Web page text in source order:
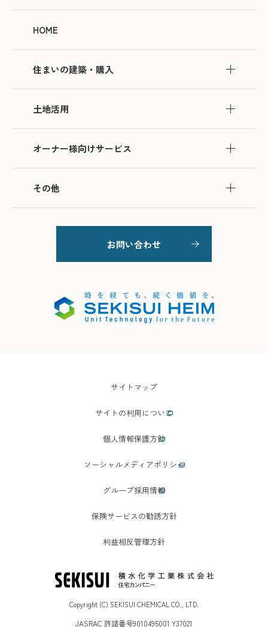
HOME
住まいの建築・購入
土地活用
オーナー様向けサービス
その他
お問い合わせ
サイトマップ
サイトの利用について
個人情報保護方針
ソーシャルメディアポリシー
グループ採用情報
保険サービスの勧誘方針
利益相反管理方針
Copyright (C) SEKISUI CHEMICAL CO., LTD.
JASRAC 許諾番号9010495001 Y37021